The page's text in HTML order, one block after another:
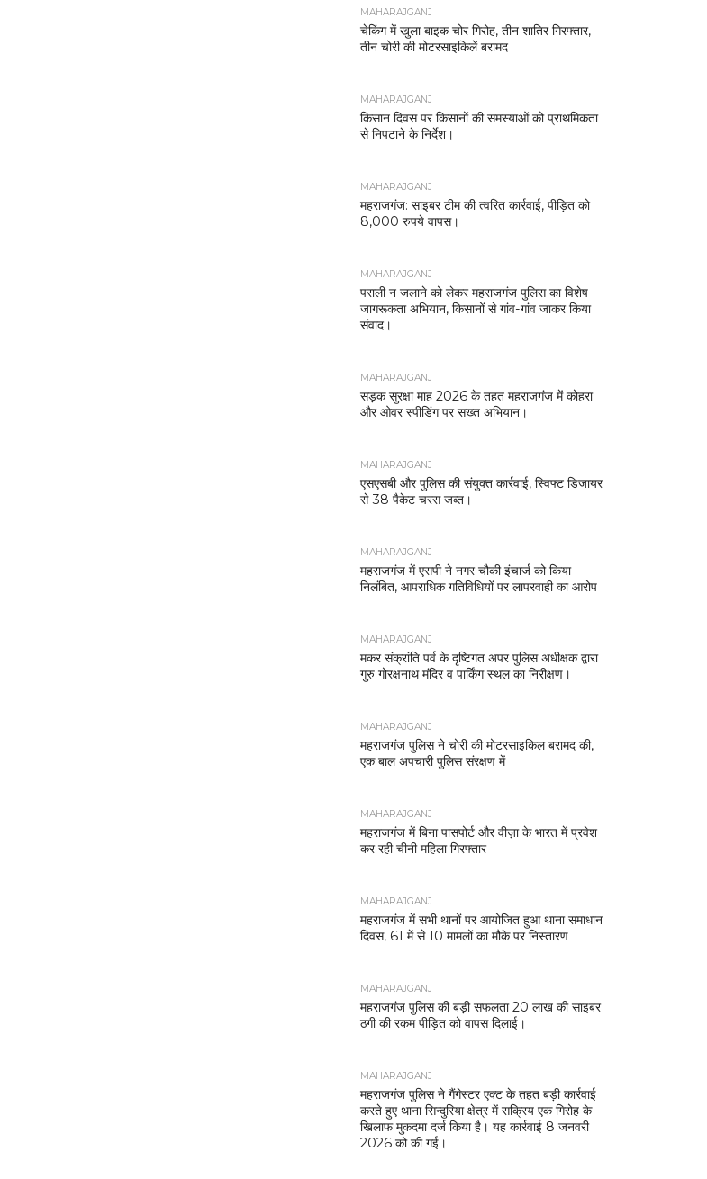
MAHARAJGANJ
चेकिंग में खुला बाइक चोर गिरोह, तीन शातिर गिरफ्तार,
तीन चोरी की मोटरसाइकिलें बरामद
MAHARAJGANJ
किसान दिवस पर किसानों की समस्याओं को प्राथमिकता
से निपटाने के निर्देश।
MAHARAJGANJ
महराजगंज: साइबर टीम की त्वरित कार्रवाई, पीड़ित को
8,000 रुपये वापस।
MAHARAJGANJ
पराली न जलाने को लेकर महराजगंज पुलिस का विशेष
जागरूकता अभियान, किसानों से गांव-गांव जाकर किया
संवाद।
MAHARAJGANJ
सड़क सुरक्षा माह 2026 के तहत महराजगंज में कोहरा
और ओवर स्पीडिंग पर सख्त अभियान।
MAHARAJGANJ
एसएसबी और पुलिस की संयुक्त कार्रवाई, स्विफ्ट डिजायर
से 38 पैकेट चरस जब्त।
MAHARAJGANJ
महराजगंज में एसपी ने नगर चौकी इंचार्ज को किया
निलंबित, आपराधिक गतिविधियों पर लापरवाही का आरोप
MAHARAJGANJ
मकर संक्रांति पर्व के दृष्टिगत अपर पुलिस अधीक्षक द्वारा
गुरु गोरक्षनाथ मंदिर व पार्किंग स्थल का निरीक्षण।
MAHARAJGANJ
महराजगंज पुलिस ने चोरी की मोटरसाइकिल बरामद की,
एक बाल अपचारी पुलिस संरक्षण में
MAHARAJGANJ
महराजगंज में बिना पासपोर्ट और वीज़ा के भारत में प्रवेश
कर रही चीनी महिला गिरफ्तार
MAHARAJGANJ
महराजगंज में सभी थानों पर आयोजित हुआ थाना समाधान
दिवस, 61 में से 10 मामलों का मौके पर निस्तारण
MAHARAJGANJ
महराजगंज पुलिस की बड़ी सफलता 20 लाख की साइबर
ठगी की रकम पीड़ित को वापस दिलाई।
MAHARAJGANJ
महराजगंज पुलिस ने गैंगेस्टर एक्ट के तहत बड़ी कार्रवाई
करते हुए थाना सिन्दुरिया क्षेत्र में सक्रिय एक गिरोह के
खिलाफ मुकदमा दर्ज किया है। यह कार्रवाई 8 जनवरी
2026 को की गई।